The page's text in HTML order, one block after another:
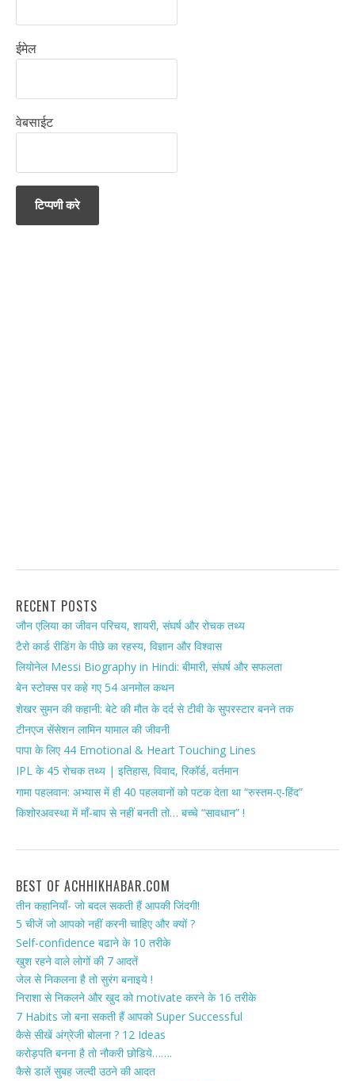
ईमेल
वेबसाईट
RECENT POSTS
जौन एलिया का जीवन परिचय, शायरी, संघर्ष और रोचक तथ्य
टैरो कार्ड रीडिंग के पीछे का रहस्य, विज्ञान और विश्वास
लियोनेल Messi Biography in Hindi: बीमारी, संघर्ष और सफलता
बेन स्टोक्स पर कहे गए 54 अनमोल कथन
शेखर सुमन की कहानी: बेटे की मौत के दर्द से टीवी के सुपरस्टार बनने तक
टीनएज सेंसेशन लामिन यामाल की जीवनी
पापा के लिए 44 Emotional & Heart Touching Lines
IPL के 45 रोचक तथ्य | इतिहास, विवाद, रिकॉर्ड, वर्तमान
गामा पहलवान: अभ्यास में ही 40 पहलवानों को पटक देता था “रुस्तम-ए-हिंद”
किशोरअवस्था में माँ-बाप से नहीं बनती तो… बच्चे “सावधान” !
BEST OF ACHHIKHABAR.COM
तीन कहानियाँ- जो बदल सकती हैं आपकी जिंदगी!
5 चीजें जो आपको नहीं करनी चाहिए और क्यों ?
Self-confidence बढाने के 10 तरीके
खुश रहने वाले लोगों की 7 आदतें
जेल से निकलना है तो सुरंग बनाइये !
निराशा से निकलने और खुद को motivate करने के 16 तरीके
7 Habits जो बना सकती हैं आपको Super Successful
कैसे सीखें अंग्रेजी बोलना ? 12 Ideas
करोड़पति बनना है तो नौकरी छोडिये…….
कैसे डालें सुबह जल्दी उठने की आदत